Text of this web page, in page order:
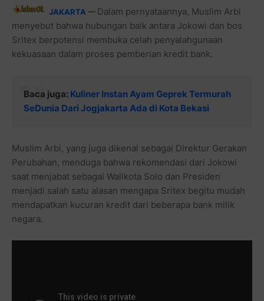
JAKARTA — Dalam pernyataannya, Muslim Arbi
menyebut bahwa hubungan baik antara Jokowi dan bos
Sritex berpotensi membuka celah penyalahgunaan
kekuasaan dalam proses pemberian kredit bank.
Baca juga: Kuliner Instan Ayam Geprek Termurah
SeDunia Dari Jogjakarta Ada di Kota Bekasi
Muslim Arbi, yang juga dikenal sebagai Direktur Gerakan
Perubahan, menduga bahwa rekomendasi dari Jokowi
saat menjabat sebagai Walikota Solo dan Presiden
menjadi salah satu alasan mengapa Sritex begitu mudah
mendapatkan kucuran kredit dari beberapa bank milik
negara.